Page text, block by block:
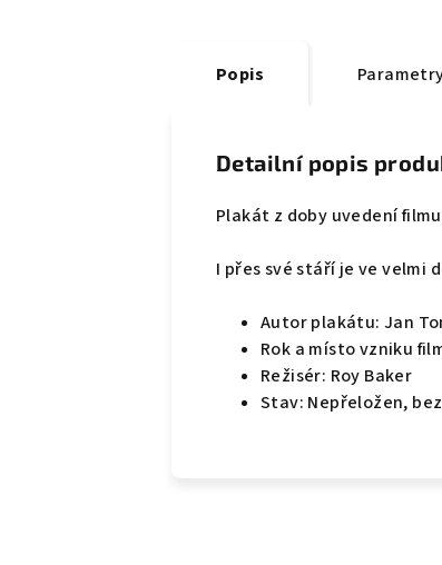
Popis
Detailní popis
Plakát z doby uvedení
I přes své stáří je ve
Autor plakátu: Jan
Rok a místo vzniku
Režisér: Roy Baker
Stav: Nepřeložen,